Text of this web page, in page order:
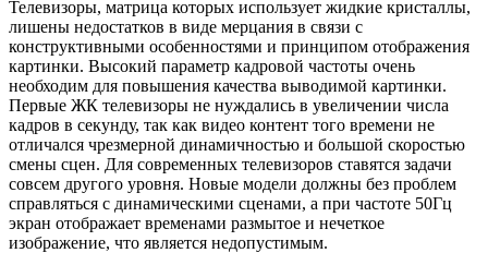
Телевизоры, матрица которых использует жидкие кристаллы,
лишены недостатков в виде мерцания в связи с
конструктивными особенностями и принципом отображения
картинки. Высокий параметр кадровой частоты очень
необходим для повышения качества выводимой картинки.
Первые ЖК телевизоры не нуждались в увеличении числа
кадров в секунду, так как видео контент того времени не
отличался чрезмерной динамичностью и большой скоростью
смены сцен. Для современных телевизоров ставятся задачи
совсем другого уровня. Новые модели должны без проблем
справляться с динамическими сценами, а при частоте 50Гц
экран отображает временами размытое и нечеткое
изображение, что является недопустимым.